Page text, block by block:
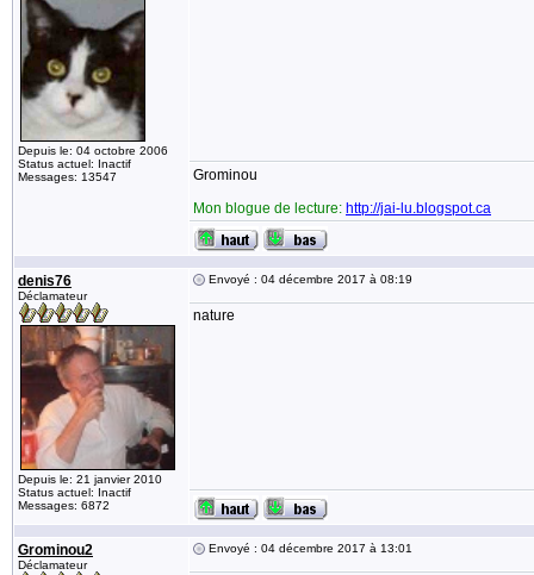
Depuis le: 04 octobre 2006
Status actuel: Inactif
Messages: 13547
Grominou
Mon blogue de lecture: http://jai-lu.blogspot.ca
denis76
Déclamateur
Depuis le: 21 janvier 2010
Status actuel: Inactif
Messages: 6872
Envoyé : 04 décembre 2017 à 08:19
nature
Grominou2
Déclamateur
Envoyé : 04 décembre 2017 à 13:01